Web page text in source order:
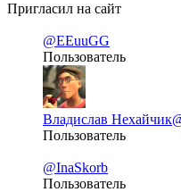
Пригласил на сайт
@EEuuGG
Пользователь
Владислав Нехайчик
Пользователь
@InaSkorb
Пользователь